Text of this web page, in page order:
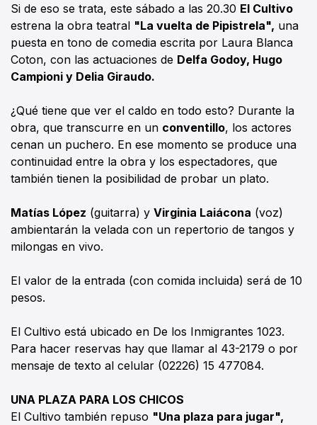
Si de eso se trata, este sábado a las 20.30 El Cultivo
estrena la obra teatral "La vuelta de Pipistrela", una
puesta en tono de comedia escrita por Laura Blanca
Coton, con las actuaciones de Delfa Godoy, Hugo
Campioni y Delia Giraudo.
¿Qué tiene que ver el caldo en todo esto? Durante la
obra, que transcurre en un conventillo, los actores
cenan un puchero. En ese momento se produce una
continuidad entre la obra y los espectadores, que
también tienen la posibilidad de probar un plato.
Matías López (guitarra) y Virginia Laiácona (voz)
ambientarán la velada con un repertorio de tangos y
milongas en vivo.
El valor de la entrada (con comida incluida) será de 10
pesos.
El Cultivo está ubicado en De los Inmigrantes 1023.
Para hacer reservas hay que llamar al 43-2179 o por
mensaje de texto al celular (02226) 15 477084.
UNA PLAZA PARA LOS CHICOS
El Cultivo también repuso "Una plaza para jugar",